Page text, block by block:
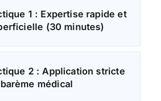
1 : Expertise rapide et
(30 minutes)
2 : Application stricte
médical